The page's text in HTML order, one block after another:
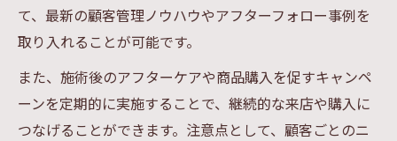
て、最新の顧客管理ノウハウやアフターフォロー事例を
取り入れることが可能です。
また、施術後のアフターケアや商品購入を促すキャンペ
ーンを定期的に実施することで、継続的な来店や購入に
つなげることができます。注意点として、顧客ごとのニ